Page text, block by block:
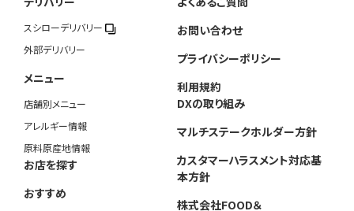
スシローデリバリー
外部デリバリー
メニュー
店舗別メニュー
アレルギー情報
原料原産地情報
お店を探す
おすすめ
お問い合わせ
プライバシーポリシー
利用規約
DXの取り組み
マルチステークホルダー方針
カスタマーハラスメント対応基
本方針
株式会社FOOD＆